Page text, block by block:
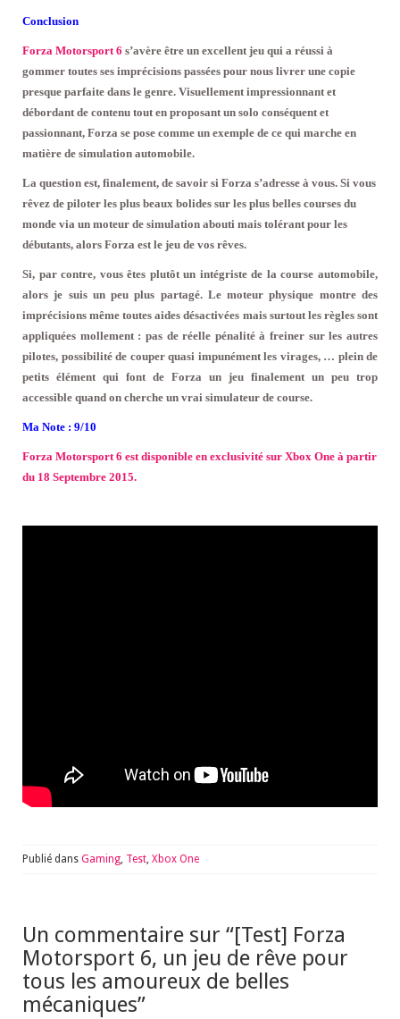
Conclusion
Forza Motorsport 6 s’avère être un excellent jeu qui a réussi à
gommer toutes ses imprécisions passées pour nous livrer une copie
presque parfaite dans le genre. Visuellement impressionnant et
débordant de contenu tout en proposant un solo conséquent et
passionnant, Forza se pose comme un exemple de ce qui marche en
matière de simulation automobile.
La question est, finalement, de savoir si Forza s’adresse à vous. Si vous
rêvez de piloter les plus beaux bolides sur les plus belles courses du
monde via un moteur de simulation abouti mais tolérant pour les
débutants, alors Forza est le jeu de vos rêves.
Si, par contre, vous êtes plutôt un intégriste de la course automobile,
alors je suis un peu plus partagé. Le moteur physique montre des
imprécisions même toutes aides désactivées mais surtout les règles sont
appliquées mollement : pas de réelle pénalité à freiner sur les autres
pilotes, possibilité de couper quasi impunément les virages, … plein de
petits élément qui font de Forza un jeu finalement un peu trop
accessible quand on cherche un vrai simulateur de course.
Ma Note : 9/10
Forza Motorsport 6 est disponible en exclusivité sur Xbox One à partir
du 18 Septembre 2015.
Publié dans Gaming, Test, Xbox One
Un commentaire sur “[Test] Forza
Motorsport 6, un jeu de rêve pour
tous les amoureux de belles
mécaniques”